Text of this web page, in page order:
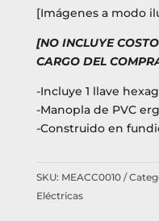
[Imágenes a modo
[NO INCLUYE
CARGO DEL
-Incluye 1 llave
-Manopla de PVC
-Construido en
SKU: MEACC0010
Eléctricas